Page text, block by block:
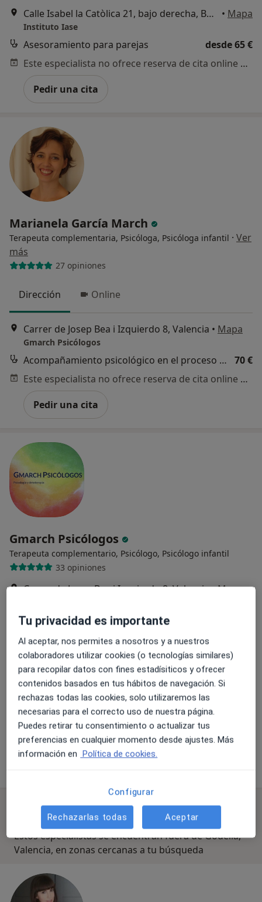
Calle Isabel la Catòlica 21, bajo derecha, Burjassot • Mapa
Instituto Iase
Asesoramiento para parejas
desde 65 €
Este especialista no ofrece reserva de cita online en esta dirección.
Pedir una cita
Marianela García March
Terapeuta complementaria, Psicóloga, Psicóloga infantil · Ver
más
27 opiniones
Dirección Online
Carrer de Josep Bea i Izquierdo 8, Valencia • Mapa
Gmarch Psicólogos
Acompañamiento psicológico en el proceso personal
70 €
Este especialista no ofrece reserva de cita online en esta dirección.
Pedir una cita
Gmarch Psicólogos
Terapeuta complementario, Psicólogo, Psicólogo infantil
33 opiniones
Carrer de Josep Bea i Izquierdo 8, Valencia•Mapa
Técnicas y estrategias de autoestima
Mostrar más servicios
Marianela García
March
complementario
Especialistas disponibles
Estos especialistas se encuentran fuera de Godella,
Valencia, en zonas cercanas a tu búsqueda
Tu privacidad es importante
Al aceptar, nos permites a nosotros y a nuestros
colaboradores utilizar cookies (o tecnologías similares)
para recopilar datos con fines estadísiticos y ofrecer
contenidos basados en tus hábitos de navegación. Si
rechazas todas las cookies, solo utilizaremos las
necesarias para el correcto uso de nuestra página.
Puedes retirar tu consentimiento o actualizar tus
preferencias en cualquier momento desde ajustes. Más
información en Política de cookies.
Configurar
Rechazarlas todas Aceptar